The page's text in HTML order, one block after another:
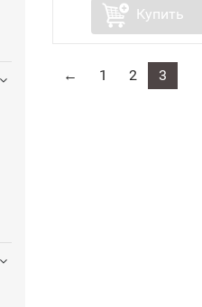
Купить
← 1 2 3